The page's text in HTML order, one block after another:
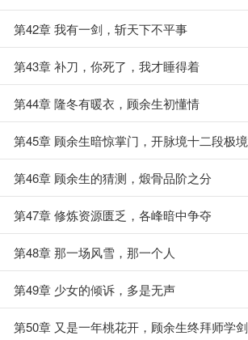
第42章 我有一剑，斩天下不平事
第43章 补刀，你死了，我才睡得着
第44章 隆冬有暖衣，顾余生初懂情
第45章 顾余生暗惊掌门，开脉境十二段极境
第46章 顾余生的猜测，煅骨品阶之分
第47章 修炼资源匮乏，各峰暗中争夺
第48章 那一场风雪，那一个人
第49章 少女的倾诉，多是无声
第50章 又是一年桃花开，顾余生终拜师学剑